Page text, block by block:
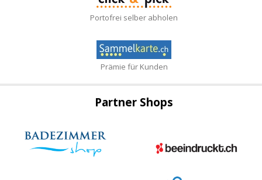
Portofrei selber abholen
Prämie für Kunden
Partner Shops